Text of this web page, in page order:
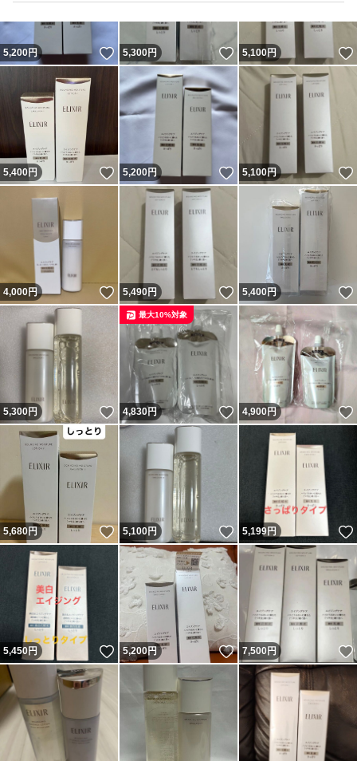
5,200円 いいね！
5,300円 いいね！
5,100円
5,400円 いいね！
5,200円 いいね！
5,100円
4,000円 いいね！
5,490円 いいね！
5,400円
5,300円 いいね！
4,830円 いいね！
最大10%対象
4,900円
5,680円 いいね！
5,100円 いいね！
5,199円
5,450円 いいね！
5,200円 いいね！
7,500円